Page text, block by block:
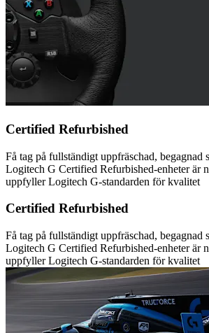
Certified Refurbished
Få tag på fullständigt uppfräschad, begagnad
Logitech G Certified Refurbished-enheter är
uppfyller Logitech G-standarden för kvalitet
Certified Refurbished
Få tag på fullständigt uppfräschad, begagnad
Logitech G Certified Refurbished-enheter är
uppfyller Logitech G-standarden för kvalitet